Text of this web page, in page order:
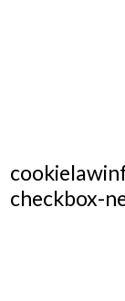
checkbox-